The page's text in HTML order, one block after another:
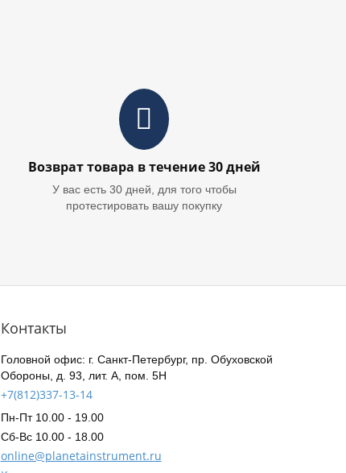
Возврат товара в течение 30 дней
У вас есть 30 дней, для того чтобы
протестировать вашу покупку
Контакты
Головной офис: г. Санкт-Петербург, пр. Обуховской
Обороны, д. 93, лит. А, пом. 5Н
+7(812)337-13-14
Пн-Пт 10.00 - 19.00
Сб-Вс 10.00 - 18.00
online@planetainstrument.ru